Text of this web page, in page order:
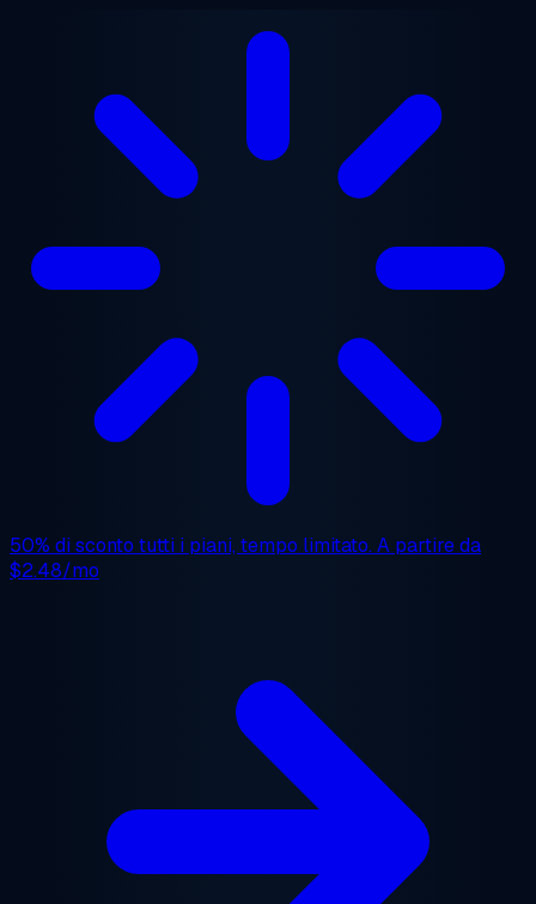
50% di sconto tutti i piani, tempo limitato. A partire da
$2.48/mo